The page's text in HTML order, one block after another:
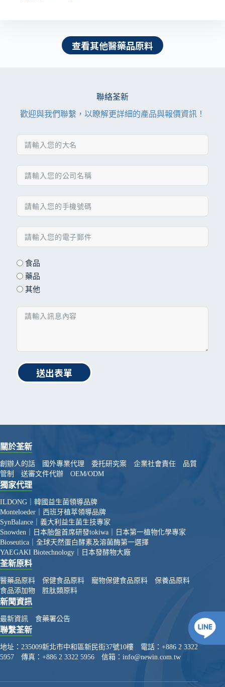
查看其他醫藥品原料
聯絡荃新
歡迎與我們聯繫，以瞭解更詳細的產品與報價資訊！
食品
藥品
其他
送出表單
關於荃新
創辦人的話 國外專業代理 委托研究案 企業社會責任
品質
管制
送審文件代辦 OEM/ODM
獨家代理
ILDONG｜韓國益生菌領導品牌
Monteloeder｜西班牙植萃領導品牌
SynBalance｜義大利益生菌生技專家
Snowden｜日本胎盤首席研發tokiwa｜日本第一植物化學專家
Bioseutica｜全球天然蛋白酵素及溶菌酶第一選擇
YAEGAKI Biotechnology｜日本發酵物大廠
荃新原料
醫藥品原料 保健食品原料 寵物保健食品原料
保養品原料
食品添加物
胜肽類原料
新聞資訊
最新資訊 食藥署公告
聯繫荃新
地址： 235009新北市中和區新民街37號10樓 電話： +886 2 3322
5957 傳真： +886 2 3322 5956 信箱： info@newin.com.tw